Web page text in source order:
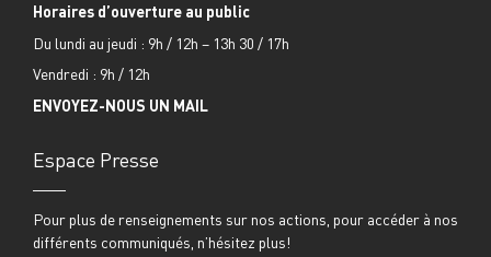
Horaires d’ouverture au public
Du lundi au jeudi : 9h / 12h – 13h 30 / 17h
Vendredi : 9h / 12h
ENVOYEZ-NOUS UN MAIL
Espace Presse
Pour plus de renseignements sur nos actions, pour accéder à nos
différents communiqués, n’hésitez plus!